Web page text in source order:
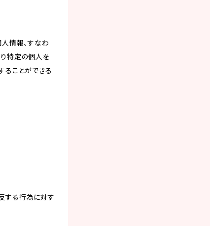
情報、すなわ
特定の個人を
ることができる
反する行為に対す